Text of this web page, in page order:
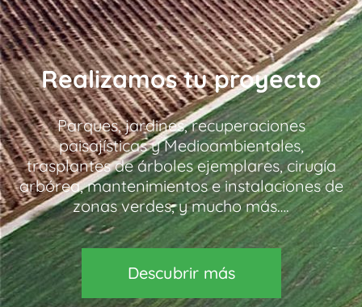
Realizamos tu proyecto
Parques, jardines, recuperaciones
paisajísticas y Medioambientales,
trasplantes de árboles ejemplares, cirugía
arbórea, mantenimientos e instalaciones de
zonas verdes, y mucho más….
Descubrir más